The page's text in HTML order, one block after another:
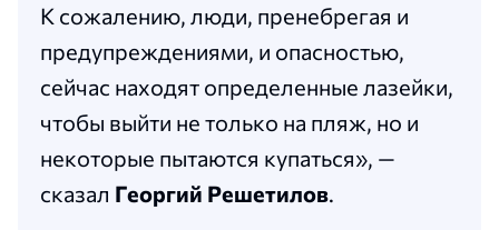
К сожалению, люди, пренебрегая и
предупреждениями, и опасностью,
сейчас находят определенные лазейки,
чтобы выйти не только на пляж, но и
некоторые пытаются купаться», —
сказал Георгий Решетилов.